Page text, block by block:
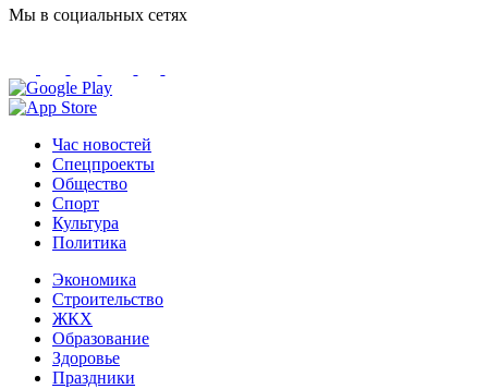
Мы в социальных сетях
Час новостей
Спецпроекты
Общество
Спорт
Культура
Политика
Экономика
Строительство
ЖКХ
Образование
Здоровье
Праздники